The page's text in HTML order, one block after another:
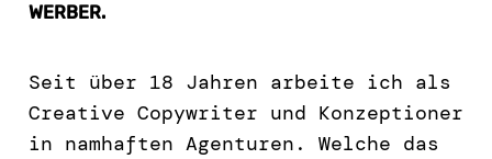
WERBER.
Seit über 18 Jahren arbeite ich als
Creative Copywriter und Konzeptioner
in namhaften Agenturen. Welche das